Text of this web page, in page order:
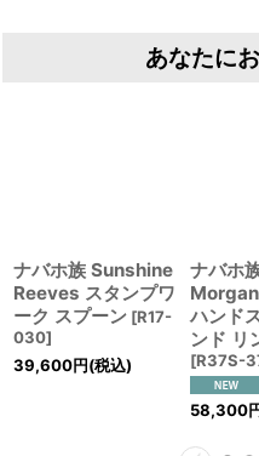
あなたに
ナバホ族 Sunshine
Reeves スタンプワ
ーク スプーン [R17-
030]
39,600円(税込)
ナバホ
ハンド
ンド リ
[R37S-
58,300